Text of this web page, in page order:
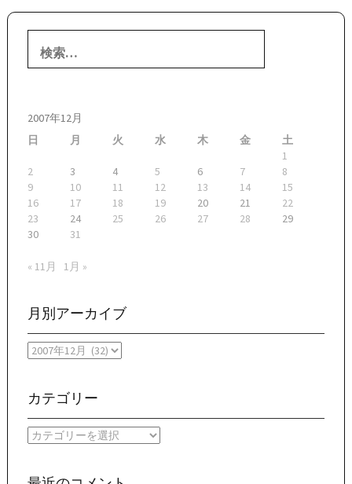
索:
2007年12月
日
月 火 水 木 金
土
1
2
3 4 5 6 7
8
9
10 11 12 13 14
15
16
17 18 19 20 21
22
23
24 25 26 27 28
29
30
31
« 11月 1月 »
月別アーカイブ
月
ー
イ
ブ
カテゴリー
カ
リ